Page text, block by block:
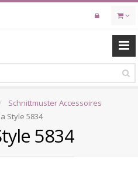
Schnittmuster Accessoires
Style 5834
5834